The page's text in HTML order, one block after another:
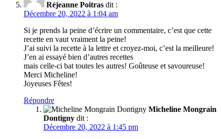
Réjeanne Poitras dit :
Décembre 20, 2022 à 1:04 am
Si je prends la peine d’écrire un commentaire, c’est que cette
recette en vaut vraiment la peine!
J’ai suivi la recette à la lettre et croyez-moi, c’est la meilleure!
J’en ai essayé bien d’autres recettes
mais celle-ci bat toutes les autres! Goûteuse et savoureuse!
Merci Micheline!
Joyeuses Fêtes!
Répondre
Micheline Mongrain
Dontigny dit :
Décembre 20, 2022 à 1:45 pm